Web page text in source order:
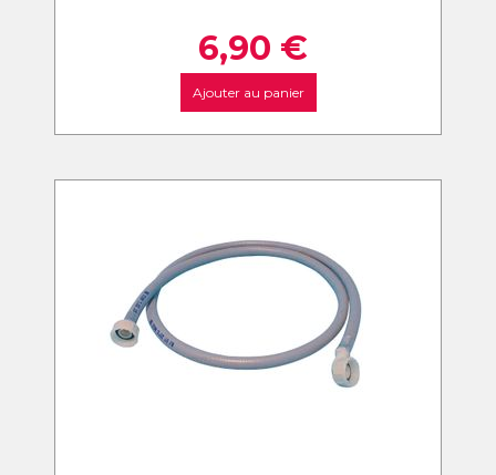
6,90 €
Ajouter au panier